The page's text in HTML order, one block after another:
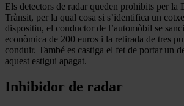
Els detectors de radar queden prohibits per la
Trànsit, per la qual cosa si s’identifica un
dispositiu, el conductor de l’automòbil se
econòmica de 200 euros i la retirada de tres
conduir. També es castiga el fet de portar un
aquest estigui apagat.
Inhibidor de radar